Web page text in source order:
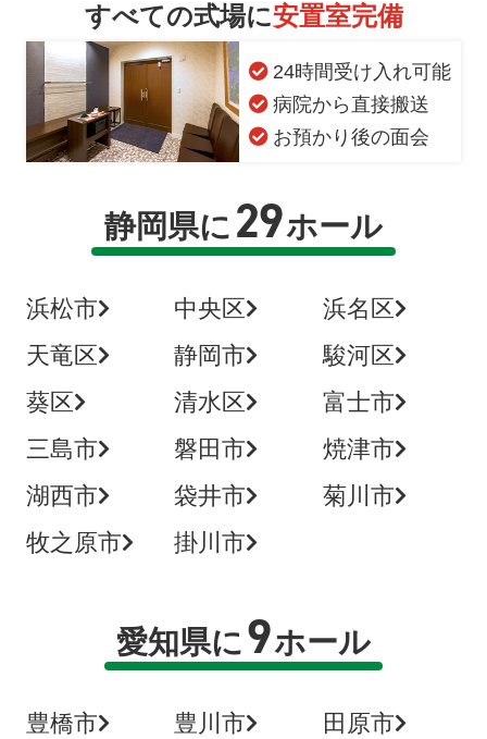
すべての式場に安置室完備
24時間受け入れ可能
病院から直接搬送
お預かり後の面会
静岡県に 29ホール
浜松市 中央区
浜名区
天竜区
静岡市
駿河区
葵区
清水区
富士市
三島市
磐田市
焼津市
湖西市
袋井市
菊川市
牧之原市
掛川市
愛知県に9ホール
豊橋市 豊川市
田原市